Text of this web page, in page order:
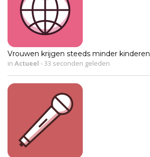
Vrouwen krijgen steeds minder kinderen
in Actueel -33 seconden geleden